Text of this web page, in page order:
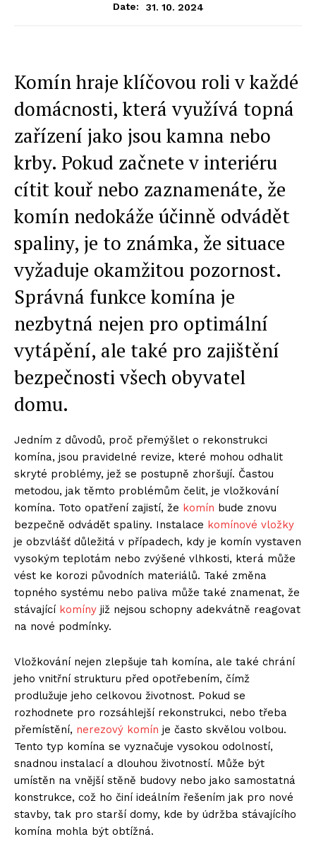
Date:
31. 10. 2024
Komín hraje klíčovou roli v každé
domácnosti, která využívá topná
zařízení jako jsou kamna nebo
krby. Pokud začnete v interiéru
cítit kouř nebo zaznamenáte, že
komín nedokáže účinně odvádět
spaliny, je to známka, že situace
vyžaduje okamžitou pozornost.
Správná funkce komína je
nezbytná nejen pro optimální
vytápění, ale také pro zajištění
bezpečnosti všech obyvatel
domu.
Jedním z důvodů, proč přemýšlet o rekonstrukci
komína, jsou pravidelné revize, které mohou odhalit
skryté problémy, jež se postupně zhoršují. Častou
metodou, jak těmto problémům čelit, je vložkování
komína. Toto opatření zajistí, že komín bude znovu
bezpečně odvádět spaliny. Instalace komínové vložky
je obzvlášť důležitá v případech, kdy je komín vystaven
vysokým teplotám nebo zvýšené vlhkosti, která může
vést ke korozi původních materiálů. Také změna
topného systému nebo paliva může také znamenat, že
stávající komíny již nejsou schopny adekvátně reagovat
na nové podmínky.
Vložkování nejen zlepšuje tah komína, ale také chrání
jeho vnitřní strukturu před opotřebením, čímž
prodlužuje jeho celkovou životnost. Pokud se
rozhodnete pro rozsáhlejší rekonstrukci, nebo třeba
přemístění, nerezový komín je často skvělou volbou.
Tento typ komína se vyznačuje vysokou odolností,
snadnou instalací a dlouhou životností. Může být
umístěn na vnější stěně budovy nebo jako samostatná
konstrukce, což ho činí ideálním řešením jak pro nové
stavby, tak pro starší domy, kde by údržba stávajícího
komína mohla být obtížná.